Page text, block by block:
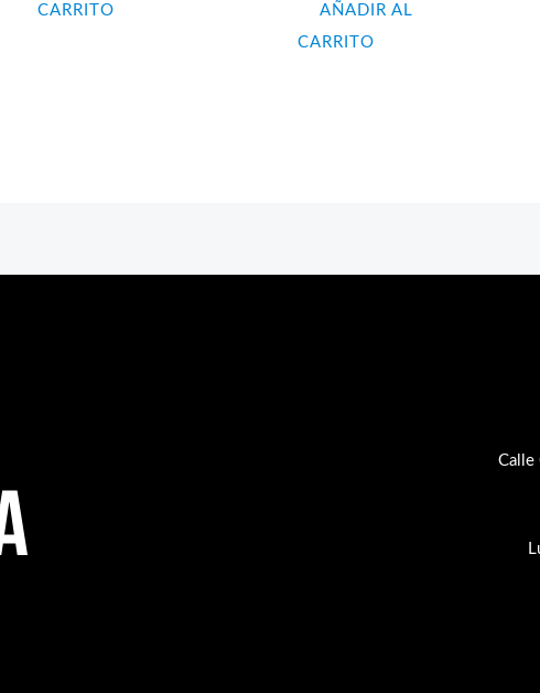
CARRITO
original
Bs.170.00.
AÑADIR AL
CARRITO
Calle